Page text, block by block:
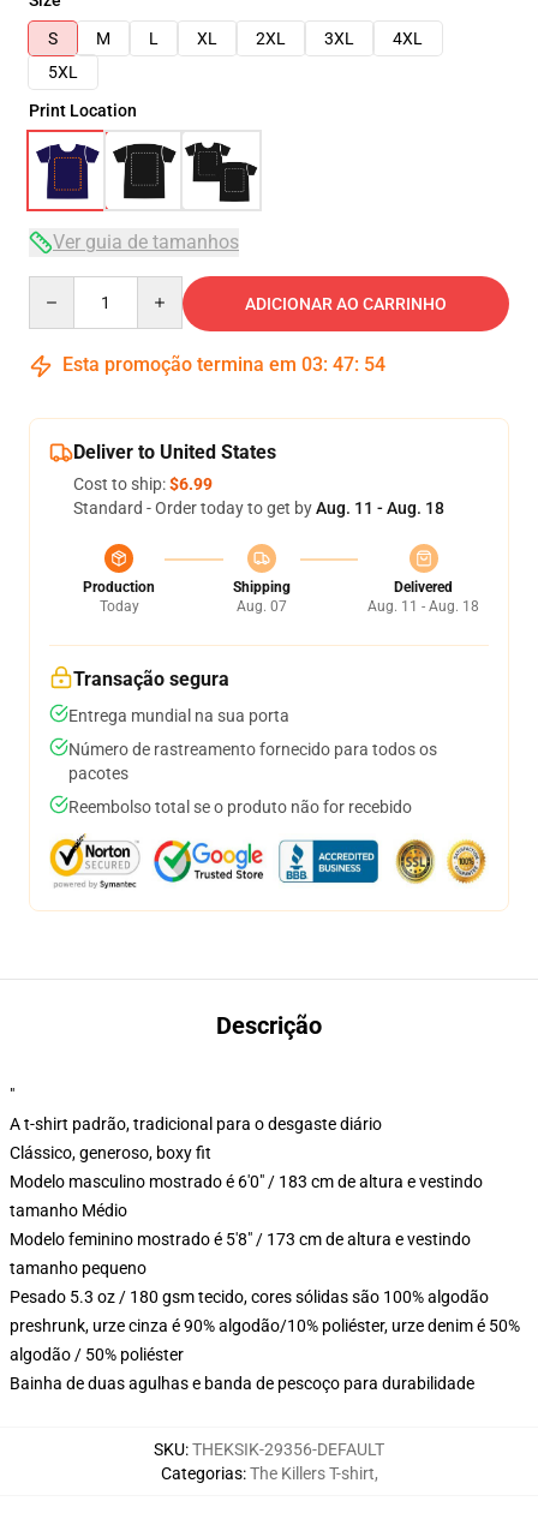
S
M L XL 2XL 3XL
4XL
5XL
Print Location
Ver guia de tamanhos
ADICIONAR AO CARRINHO
Esta promoção termina em 03: 47: 53
Deliver to United States
Cost to ship:$6.99
Standard - Order today to get byAug. 11 - Aug. 18
Production
Today
Shipping
Aug. 07
Delivered
Aug. 11 - Aug. 18
Transação segura
Entrega mundial na sua porta
Número de rastreamento fornecido para todos os
pacotes
Reembolso total se o produto não for recebido
Descrição
"
A t-shirt padrão, tradicional para o desgaste diário
Clássico, generoso, boxy fit
Modelo masculino mostrado é 6'0" / 183 cm de altura e vestindo
tamanho Médio
Modelo feminino mostrado é 5'8" / 173 cm de altura e vestindo
tamanho pequeno
Pesado 5.3 oz / 180 gsm tecido, cores sólidas são 100% algodão
preshrunk, urze cinza é 90% algodão/10% poliéster, urze denim é 50%
algodão / 50% poliéster
Bainha de duas agulhas e banda de pescoço para durabilidade
SKU:THEKSIK-29356-DEFAULT
Categorias:The Killers T-shirt,